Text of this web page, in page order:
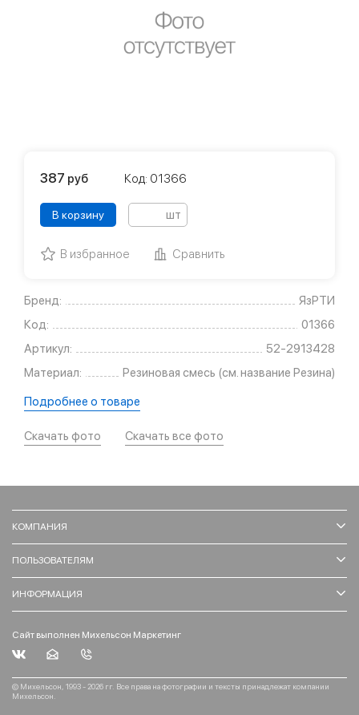
Бренд:
ЯзРТИ
Код:
01366
Артикул:
52-2913428
Материал:
Резиновая смесь (см. название Резина)
Подробнее о товаре
Скачать фото Скачать все фото
387 руб Код: 01366
В корзину шт
В избранное Сравнить
КОМПАНИЯ
ПОЛЬЗОВАТЕЛЯМ
ИНФОРМАЦИЯ
Сайт выполнен Михельсон Маркетинг
© Михельсон, 1993 - 2026 гг. Все права на фотографии и тексты принадлежат компании
Михельсон.